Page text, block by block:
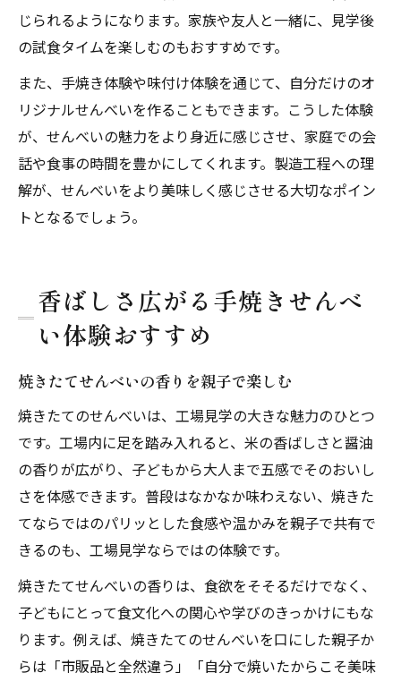
じられるようになります。家族や友人と一緒に、見学後
の試食タイムを楽しむのもおすすめです。
また、手焼き体験や味付け体験を通じて、自分だけのオ
リジナルせんべいを作ることもできます。こうした体験
が、せんべいの魅力をより身近に感じさせ、家庭での会
話や食事の時間を豊かにしてくれます。製造工程への理
解が、せんべいをより美味しく感じさせる大切なポイン
トとなるでしょう。
香ばしさ広がる手焼きせんべ
い体験おすすめ
焼きたてせんべいの香りを親子で楽しむ
焼きたてのせんべいは、工場見学の大きな魅力のひとつ
です。工場内に足を踏み入れると、米の香ばしさと醤油
の香りが広がり、子どもから大人まで五感でそのおいし
さを体感できます。普段はなかなか味わえない、焼きた
てならではのパリッとした食感や温かみを親子で共有で
きるのも、工場見学ならではの体験です。
焼きたてせんべいの香りは、食欲をそそるだけでなく、
子どもにとって食文化への関心や学びのきっかけにもな
ります。例えば、焼きたてのせんべいを口にした親子か
らは「市販品と全然違う」「自分で焼いたからこそ美味